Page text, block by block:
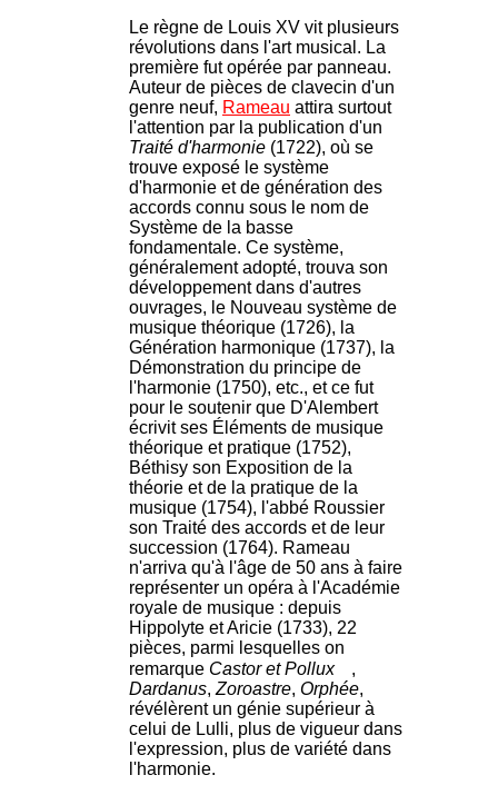
Le règne de Louis XV vit plusieurs
révolutions dans l'art musical. La
première fut opérée par panneau.
Auteur de pièces de clavecin d'un
genre neuf, Rameau attira surtout
l'attention par la publication d'un
Traité d'harmonie (1722), où se
trouve exposé le système
d'harmonie et de génération des
accords connu sous le nom de
Système de la basse
fondamentale. Ce système,
généralement adopté, trouva son
développement dans d'autres
ouvrages, le Nouveau système de
musique théorique (1726), la
Génération harmonique (1737), la
Démonstration du principe de
l'harmonie (1750), etc., et ce fut
pour le soutenir que D'Alembert
écrivit ses Éléments de musique
théorique et pratique (1752),
Béthisy son Exposition de la
théorie et de la pratique de la
musique (1754), l'abbé Roussier
son Traité des accords et de leur
succession (1764). Rameau
n'arriva qu'à l'âge de 50 ans à faire
représenter un opéra à l'Académie
royale de musique : depuis
Hippolyte et Aricie (1733), 22
pièces, parmi lesquelles on
remarque Castor et Pollux
,
Dardanus, Zoroastre, Orphée,
révélèrent un génie supérieur à
celui de Lulli, plus de vigueur dans
l'expression, plus de variété dans
l'harmonie.